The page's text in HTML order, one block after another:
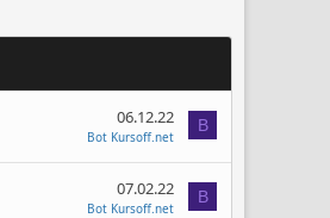
06.12.22
Bot Kursoff.net
B
07.02.22
Bot Kursoff.net
B